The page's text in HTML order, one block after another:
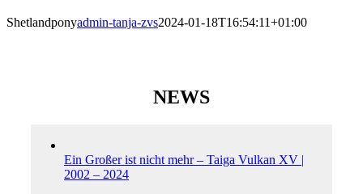
Shetlandponyadmin-tanja-zvs2024-01-18T16:54:11+01:00
NEWS
Ein Großer ist nicht mehr – Taiga Vulkan XV |
2002 – 2024